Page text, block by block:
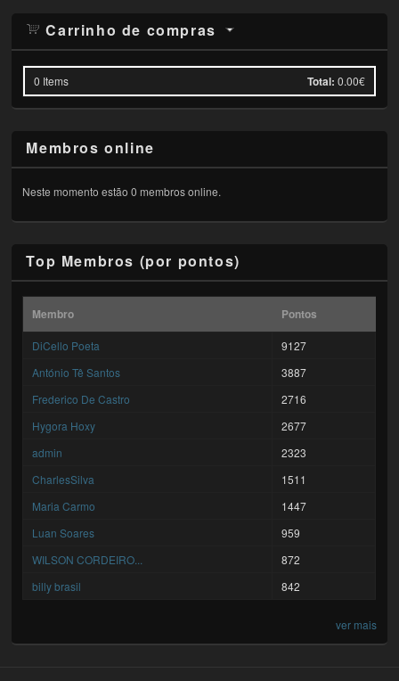
Carrinho de compras
0 Items Total: 0.00€
Membros online
Neste momento estão 0 membros online.
Top Membros (por pontos)
Membro Pontos
DiCello Poeta
9127
António Tê Santos
3887
Frederico De Castro
2716
Hygora Hoxy
2677
admin
2323
CharlesSilva
1511
Maria Carmo
1447
Luan Soares
959
WILSON CORDEIRO...
872
billy brasil
842
ver mais